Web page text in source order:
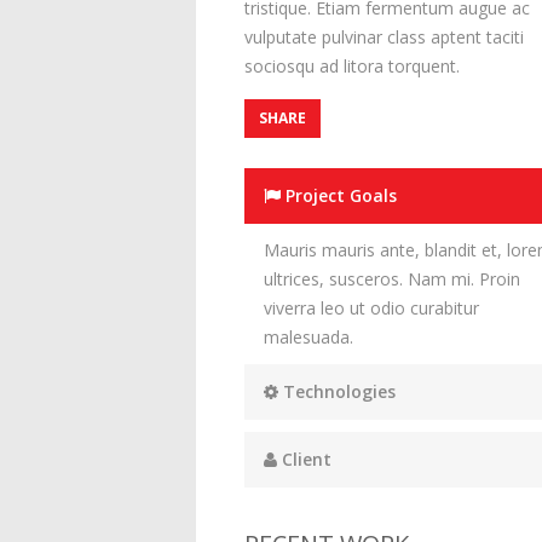
tristique. Etiam fermentum augue ac
vulputate pulvinar class aptent taciti
sociosqu ad litora torquent.
SHARE
Project Goals
Mauris mauris ante, blandit et,
ultrices, susceros. Nam mi. Proin
viverra leo ut odio curabitur
malesuada.
Technologies
Client